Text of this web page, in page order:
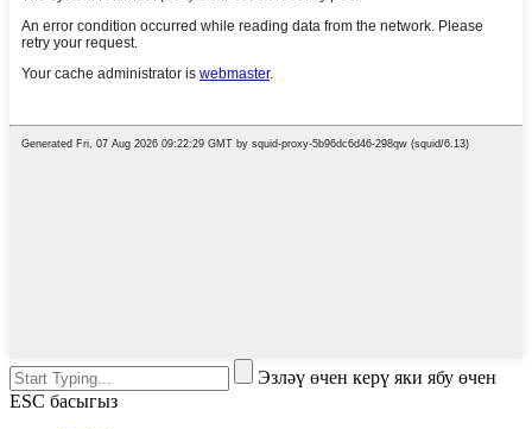
Эзләү өчен керү яки ябу өчен
ESC басыгыз